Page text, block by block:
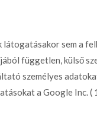
sem a
független, külső
személyes
a Google